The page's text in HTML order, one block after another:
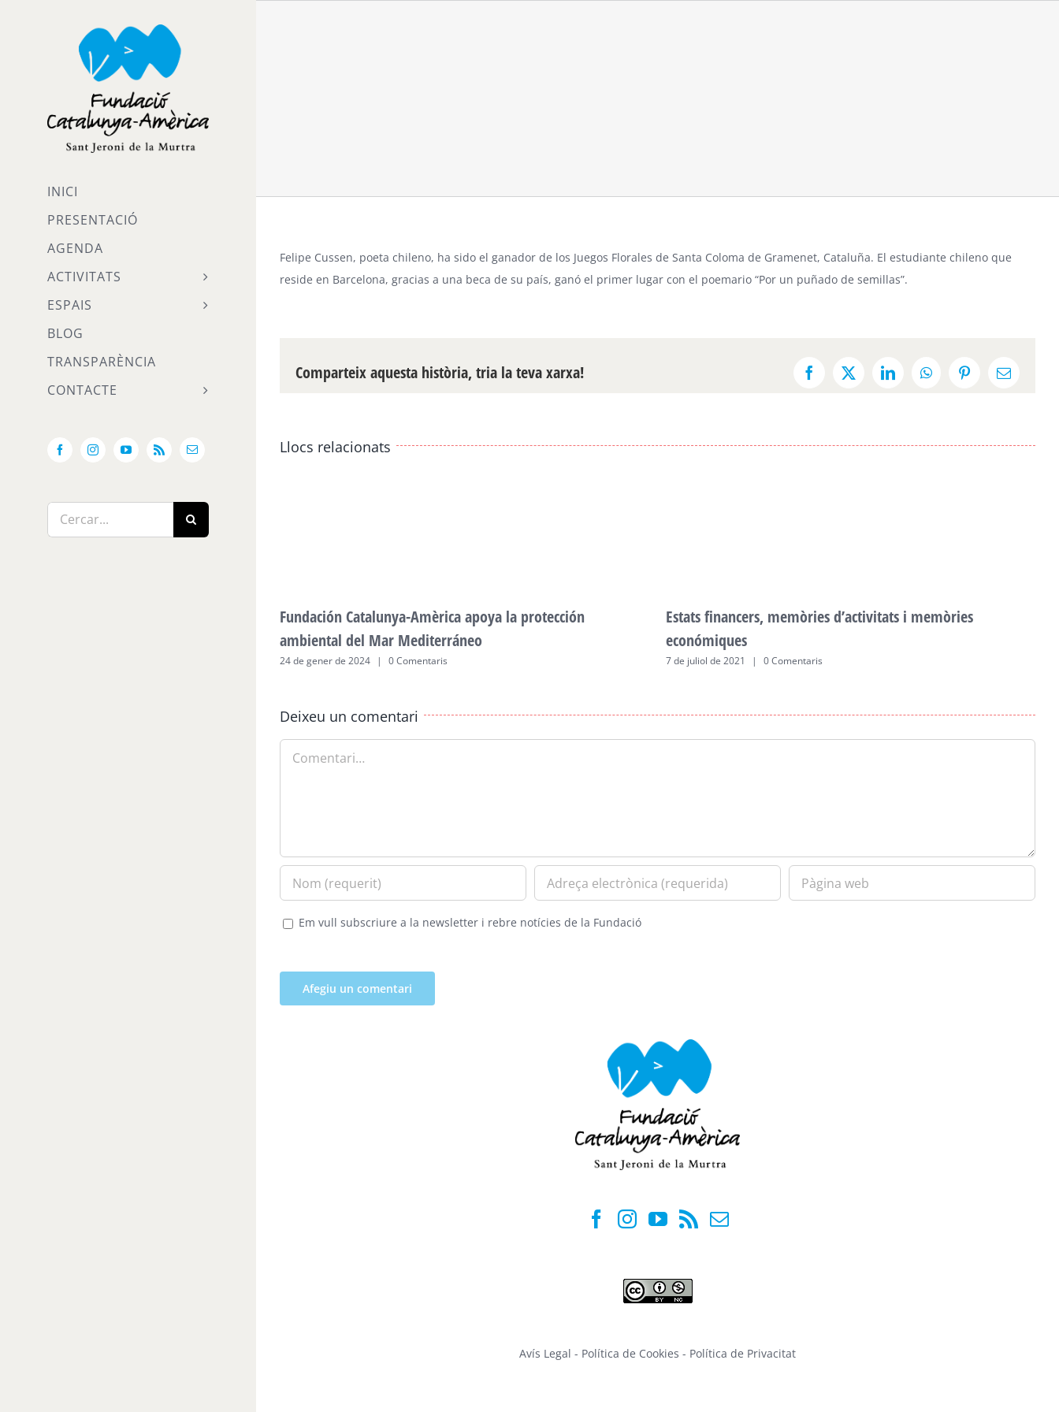
INICI
PRESENTACIÓ
AGENDA
ACTIVITATS
ESPAIS
BLOG
TRANSPARÈNCIA
CONTACTE
FacebookInstagramYouTube
Rss Email:
Cerca
…
Felipe Cussen, poeta chileno, ha sido el ganador de los Juegos Florales de Santa Coloma de Gramenet, Cataluña. El estudiante chileno que
reside en Barcelona, gracias a una beca de su país, ganó el primer lugar con el poemario “Por un puñado de semillas”.
Comparteix aquesta història, tria la teva xarxa! Facebook
X LinkedInWhatsAppPinterestEmail:
Llocs relacionats
Fundación Catalunya-Amèrica apoya la protección
ambiental del Mar Mediterráneo
24 de gener de 2024 | 0 Comentaris
Estats financers, memòries d’activitats i memòries
económiques
7 de juliol de 2021 | 0 Comentaris
Deixeu un comentari
Em vull subscriure a la newsletter i rebre notícies de la Fundació
Avís Legal - Política de Cookies - Política de Privacitat